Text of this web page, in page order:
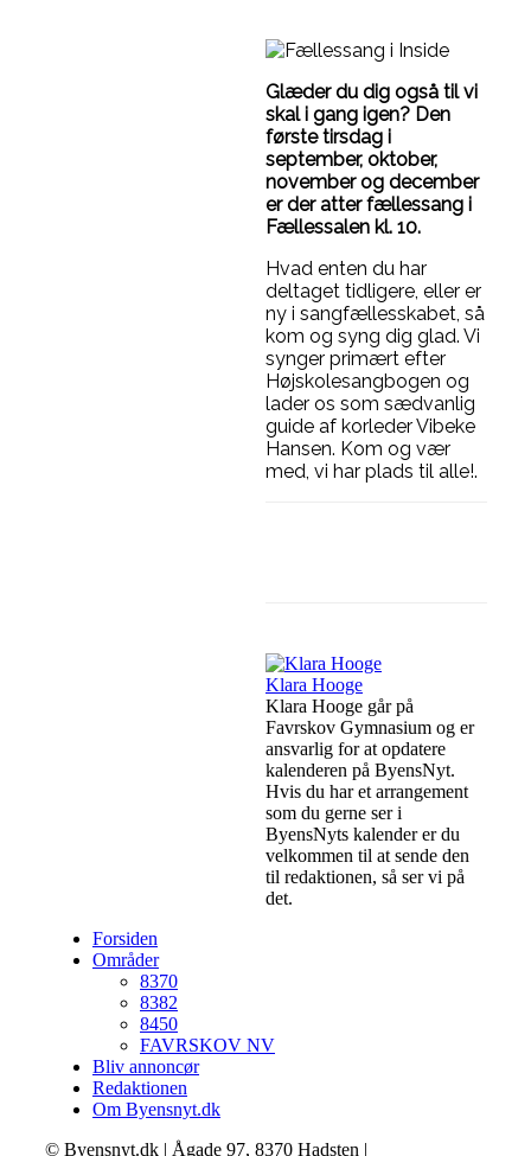
Glæder du dig også til vi
skal i gang igen? Den
første tirsdag i
september, oktober,
november og december
er der atter fællessang i
Fællessalen kl. 10.
Hvad enten du har
deltaget tidligere, eller er
ny i sangfællesskabet, så
kom og syng dig glad. Vi
synger primært efter
Højskolesangbogen og
lader os som sædvanlig
guide af korleder Vibeke
Hansen. Kom og vær
med, vi har plads til alle!.
Klara Hooge
Klara Hooge går på
Favrskov Gymnasium og er
ansvarlig for at opdatere
kalenderen på ByensNyt.
Hvis du har et arrangement
som du gerne ser i
ByensNyts kalender er du
velkommen til at sende den
til redaktionen, så ser vi på
det.
Forsiden
Områder
8370
8382
8450
FAVRSKOV NV
Bliv annoncør
Redaktionen
Om Byensnyt.dk
© Byensnyt.dk | Ågade 97, 8370 Hadsten |